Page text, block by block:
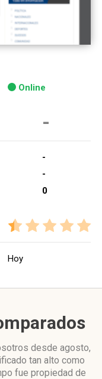
Online
-
-
-
0
Hoy
desde agosto,
tan alto como
fue propiedad de